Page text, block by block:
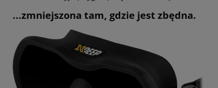
...zmniejszona tam, gdzie jest zbędna.